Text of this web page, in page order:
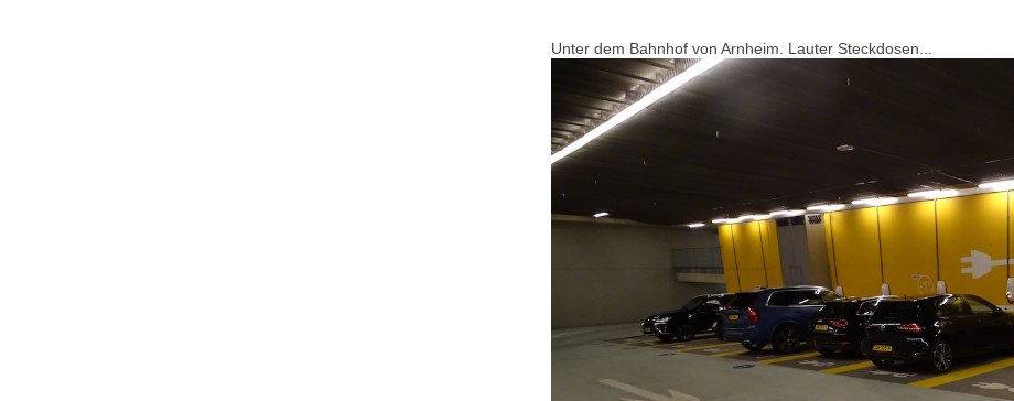
Unter dem Bahnhof von Arnheim. Lauter Steckdosen...